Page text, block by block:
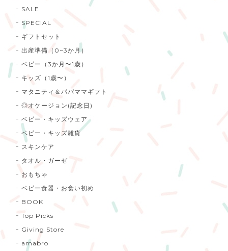
SALE
SPECIAL
ギフトセット
出産準備（0~3か月）
ベビー（3か月〜1歳）
キッズ（1歳〜）
マタニティ＆パパママギフト
◎オケージョン(記念日)
ベビー・キッズウェア
ベビー・キッズ雑貨
スキンケア
タオル・ガーゼ
おもちゃ
ベビー食器・お食い初め
BOOK
Top Picks
Giving Store
amabro